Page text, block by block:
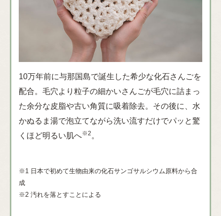
10万年前に与那国島で誕生した希少な化石さんごを
配合。毛穴より粒子の細かいさんごが毛穴に詰まっ
た余分な皮脂や古い角質に吸着除去。その後に、水
かぬるま湯で泡立てながら洗い流すだけでパッと驚
くほど明るい肌へ※2 。
※1 日本で初めて生物由来の化石サンゴサルシウム原料から合
成
※2 汚れを落とすことによる